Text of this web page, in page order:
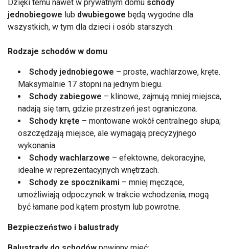
Dzięki temu nawet w prywatnym domu schody
jednobiegowe lub dwubiegowe będą wygodne dla
wszystkich, w tym dla dzieci i osób starszych.
Rodzaje schodów w domu
Schody jednobiegowe – proste, wachlarzowe, kręte.
Maksymalnie 17 stopni na jednym biegu.
Schody zabiegowe – klinowe, zajmują mniej miejsca,
nadają się tam, gdzie przestrzeń jest ograniczona.
Schody kręte – montowane wokół centralnego słupa;
oszczędzają miejsce, ale wymagają precyzyjnego
wykonania.
Schody wachlarzowe – efektowne, dekoracyjne,
idealne w reprezentacyjnych wnętrzach.
Schody ze spocznikami – mniej męczące,
umożliwiają odpoczynek w trakcie wchodzenia; mogą
być łamane pod kątem prostym lub powrotne.
Bezpieczeństwo i balustrady